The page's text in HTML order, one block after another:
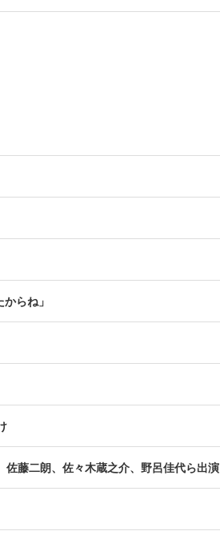
らね」
佐藤二朗、佐々木蔵之介、野呂佳代ら出演